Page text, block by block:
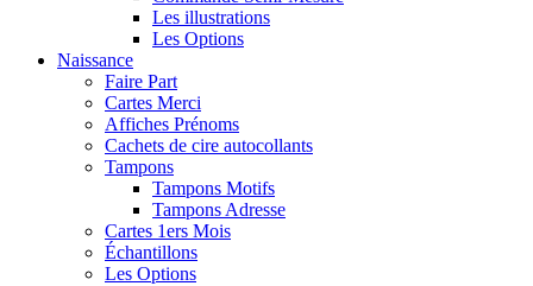
Les illustrations
Les Options
Naissance
Faire Part
Cartes Merci
Affiches Prénoms
Cachets de cire autocollants
Tampons
Tampons Motifs
Tampons Adresse
Cartes 1ers Mois
Échantillons
Les Options